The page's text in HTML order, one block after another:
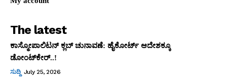
The latest
ಕಾಸ್ಮೋಪಾಲಿಟನ್‌ ಕ್ಲಬ್‌ ಚುನಾವಣೆ: ಹೈಕೋರ್ಟ್‌ ಆದೇಶಕ್ಕೂ
ಡೋಂಟ್‌ಕೇರ್‌..!
ಸುದ್ದಿ July 25, 2026